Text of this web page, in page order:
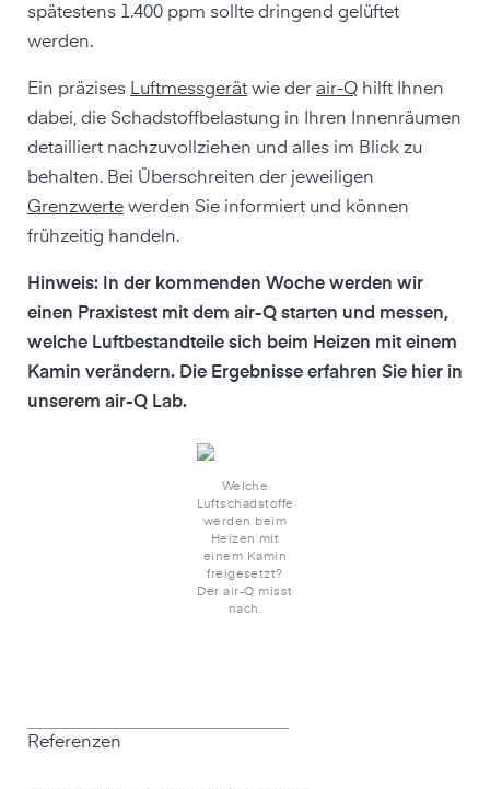
spätestens 1.400 ppm sollte dringend gelüftet
werden.
Ein präzises Luftmessgerät wie der air-Q hilft Ihnen
dabei, die Schadstoffbelastung in Ihren Innenräumen
detailliert nachzuvollziehen und alles im Blick zu
behalten. Bei Überschreiten der jeweiligen
Grenzwerte werden Sie informiert und können
frühzeitig handeln.
Hinweis: In der kommenden Woche werden wir
einen Praxistest mit dem air-Q starten und messen,
welche Luftbestandteile sich beim Heizen mit einem
Kamin verändern. Die Ergebnisse erfahren Sie hier in
unserem air-Q Lab.
Welche
Luftschadstoffe
werden beim
Heizen mit
einem Kamin
freigesetzt?
Der air-Q misst
nach.
Referenzen